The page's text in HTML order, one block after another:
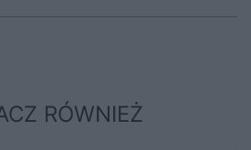
RÓWNIEŻ